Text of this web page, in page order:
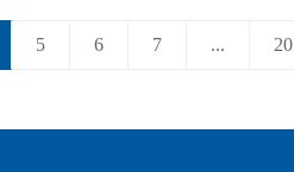
5 6 7 ... 20